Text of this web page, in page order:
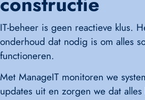
IT-beheer is geen reactieve klus.
onderhoud dat nodig is om alles
functioneren.
Met ManageIT monitoren we
updates uit en zorgen we dat